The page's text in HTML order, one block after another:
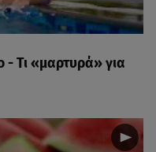
- Τι «μαρτυρά» για